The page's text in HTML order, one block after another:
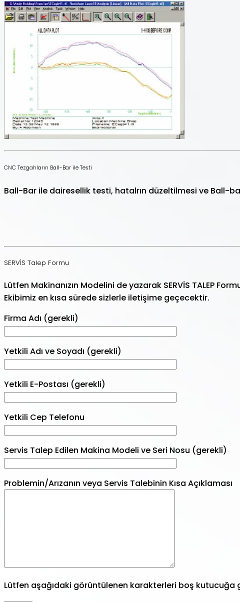
CNC Tezgahların Ball-Bar ile Testi
Ball-Bar ile dairesellik testi, hatalrın düzeltilmesi ve Ball-
SERVİS Talep Formu
Lütfen Makinanızın Modelini de yazarak SERVİS TALEP
Ekibimiz en kısa sürede sizlerle iletişime geçecektir.
Firma Adı (gerekli)
Yetkili Adı ve Soyadı (gerekli)
Yetkili E-Postası (gerekli)
Yetkili Cep Telefonu
Servis Talep Edilen Makina Modeli ve Seri Nosu (gerekli)
Problemin/Arızanın veya Servis Talebinin Kısa Açıklaması
Lütfen aşağıdaki görüntülenen karakterleri boş kutucuğa